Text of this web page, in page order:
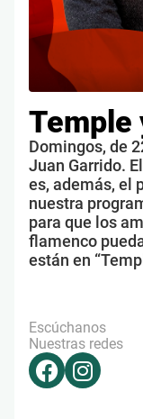
Temple
Domingos, de
Juan Garrido.
es, además, el
nuestra
para que los
flamenco
están en
Escúchanos
Nuestras redes